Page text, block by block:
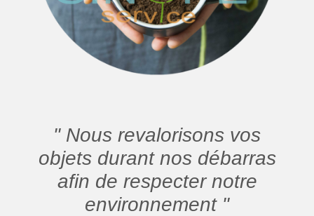
" Nous revalorisons vos
objets durant nos débarras
afin de respecter notre
environnement "